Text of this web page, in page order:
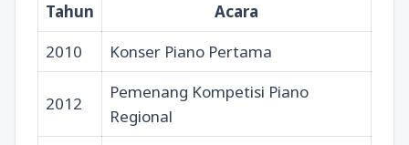
Tahun
Acara
2010
Konser Piano Pertama
2012
Pemenang Kompetisi Piano
Regional